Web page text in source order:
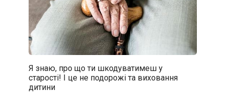
Я знаю, про що ти шкодуватимеш у
старості! І це не подорожі та виховання
дитини